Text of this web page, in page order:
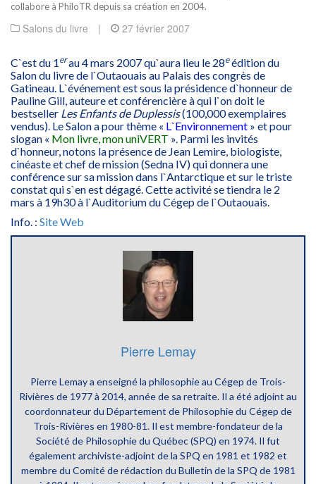
collabore à PhiloTR depuis sa création en 2004.
Salons du livre | 27 février 2007
C`est du 1 erau 4 mars 2007 qu`aura lieu le 28e édition du
Salon du livre de l`Outaouais au Palais des congrès de
Gatineau. L`événement est sous la présidence d`honneur de
Pauline Gill, auteure et conférencière à qui l`on doit le
bestseller Les Enfants de Duplessis(100,000 exemplaires
vendus). Le Salon a pour thème « L`Environnement » et pour
slogan « Mon livre, mon uniVERT ». Parmi les invités
d`honneur, notons la présence de Jean Lemire, biologiste,
cinéaste et chef de mission (Sedna IV) qui donnera une
conférence sur sa mission dans l`Antarctique et sur le triste
constat qui s`en est dégagé. Cette activité se tiendra le 2
mars à 19h30 à l`Auditorium du Cégep de l`Outaouais.
Info. : Site Web
Pierre Lemay
Pierre Lemay a enseigné la philosophie au Cégep de Trois-
Rivières de 1977 à 2014, année de sa retraite. Il a été adjoint au
coordonnateur du Département de Philosophie du Cégep de
Trois-Rivières en 1980-81. Il est membre-fondateur de la
Société de Philosophie du Québec (SPQ) en 1974. Il fut
également archiviste-adjoint de la SPQ en 1981 et 1982 et
membre du Comité de rédaction du Bulletin de la SPQ de 1981